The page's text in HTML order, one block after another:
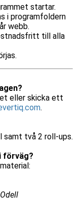
startar.
i programfoldern
webb.
till alla
eller skicka ett
.
samt två 2 roll-ups.
förväg?